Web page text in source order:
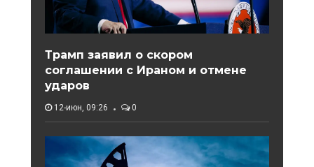
Трамп заявил о скором
соглашении с Ираном и отмене
ударов
12-июн, 09:26 0